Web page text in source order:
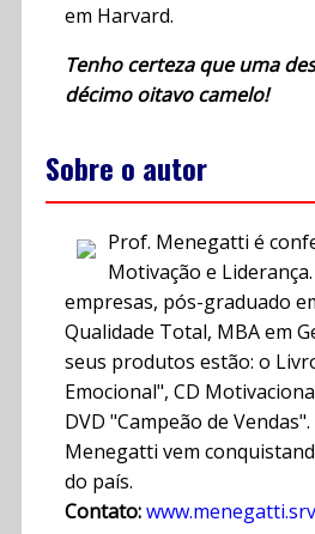
em Harvard.
Tenho certeza que uma
décimo oitavo camelo!
Sobre o autor
Prof. Menegatti é
Motivação e
empresas, pós-graduado
Qualidade Total, MBA em
seus produtos estão: o
Emocional", CD
DVD "Campeão de
Menegatti vem
do país.
Contato: